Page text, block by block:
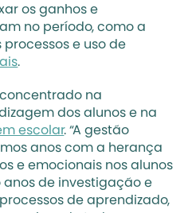
os ganhos e
no período, como a
.
na
dos alunos e na
escolar. “A gestão
anos com a herança
e emocionais nos alunos
anos de investigação e
de aprendizado,